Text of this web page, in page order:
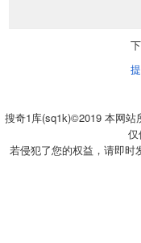
搜奇1库(sq1k)©2019 本网站
仅
若侵犯了您的权益，请即时